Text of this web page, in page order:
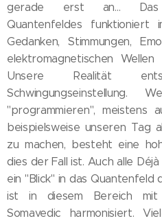
gerade erst an... Das
Quantenfeldes funktioniert
Gedanken, Stimmungen,
elektromagnetischen
Unsere Realität
"programmieren", meistens
beispielsweise unseren Tag
zu machen, besteht eine
dies der Fall ist. Auch alle
ein "Blick" in das Quantenfeld
ist in diesem Bereich mit
Somavedic harmonisiert.